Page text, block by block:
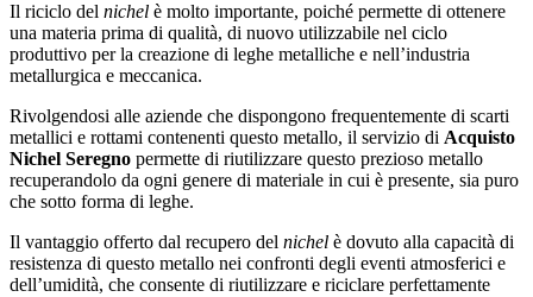
Il riciclo del nichel è molto importante, poiché permette di ottenere
una materia prima di qualità, di nuovo utilizzabile nel ciclo
produttivo per la creazione di leghe metalliche e nell’industria
metallurgica e meccanica.
Rivolgendosi alle aziende che dispongono frequentemente di scarti
metallici e rottami contenenti questo metallo, il servizio di Acquisto
Nichel Seregno permette di riutilizzare questo prezioso metallo
recuperandolo da ogni genere di materiale in cui è presente, sia puro
che sotto forma di leghe.
Il vantaggio offerto dal recupero del nichel è dovuto alla capacità di
resistenza di questo metallo nei confronti degli eventi atmosferici e
dell’umidità, che consente di riutilizzare e riciclare perfettamente